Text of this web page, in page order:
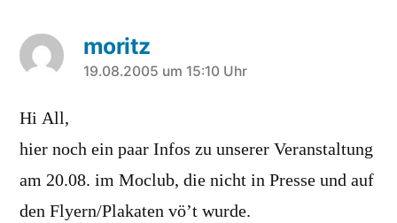
moritz
sagt:
19.08.2005 um 15:10 Uhr
Hi All,
hier noch ein paar Infos zu unserer Veranstaltung
am 20.08. im Moclub, die nicht in Presse und auf
den Flyern/Plakaten vö’t wurde.